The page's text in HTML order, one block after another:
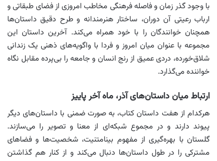
با وجود گذر زمان و فاصله فرهنگی مخاطب امروزی از فضای طبقاتی و
ارباب رعیتی آن دوران، ساختار هنرمندانه و طرح دقیق داستان‌ها
همچنان خوانندگان را با خود همراه می‌کند. آخرین داستان این
مجموعه با عنوان میان امروز و فردا با واگویه‌های ذهنی یک زندانی
شلاق‌خورده، دردی عمیق از رنج انسان و جامعه را بی‌پرده مقابل نگاه
خواننده می‌گذارد.
ارتباط میان داستان‌های آذر، ماه آخر پاییز
هرکدام از هفت داستان کتاب، به‌ صورت ضمنی با داستان‌های دیگر
پیوند دارند و در مجموع شبکه‌ای از معنا و تصویر را می‌سازند.
گلستان با بهره‌گیری از مفهوم بینامتنیت، شخصیت‌ها و فضاهای
مشترکی را در طول داستان‌ها دنبال می‌کند و از کنار هم گذاشتن